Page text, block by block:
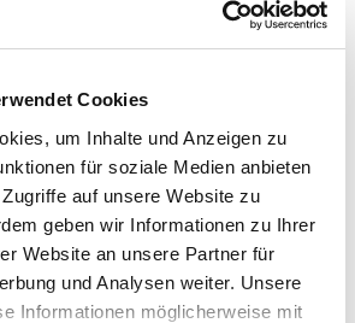
Cookies
um Inhalte und Anzeigen zu
für soziale Medien anbieten
auf unsere Website zu
geben wir Informationen zu Ihrer
Website an unsere Partner für
und Analysen weiter. Unsere
Informationen möglicherweise mit
smart, Hyundai, Genesis
Originalprodukten.
und kompetenter Support:
Datenschutz mit SSL-
für besonders sichere
Daten.